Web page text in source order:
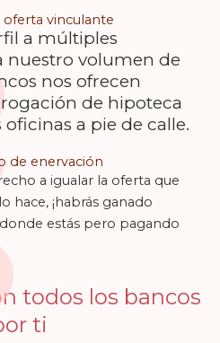
oferta vinculante
a múltiples
nuestro volumen de
nos ofrecen
de hipoteca
a pie de calle.
de enervación
a igualar la oferta que
hace, ¡habrás ganado
estás pero pagando
todos los bancos
ti